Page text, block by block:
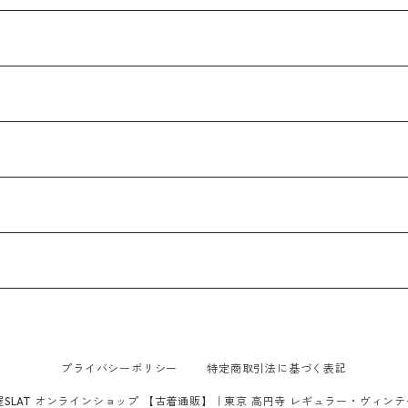
プライバシーポリシー 特定商取引法に基づく表記
オンラインショップ 【古着通販】｜東京 高円寺 レギュラー・ヴィンテ